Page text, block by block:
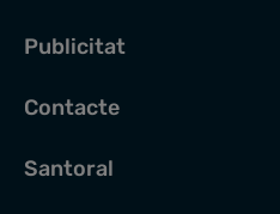
Publicitat
Contacte
Santoral